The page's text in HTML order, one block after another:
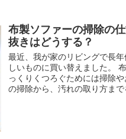
布製ソファーの掃除の
抜きはどうする？
最近、我が家のリビングで長
しいものに買い替えました。
っくりくつろぐためには掃除
の掃除から、汚れの取り方まで